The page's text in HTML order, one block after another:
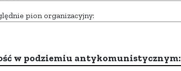
pion organizacyjny:
w podziemiu antykomunistycznym: